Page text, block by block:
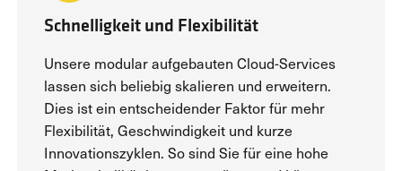
Schnelligkeit und Flexibilität
Unsere modular aufgebauten Cloud-Services
lassen sich beliebig skalieren und erweitern.
Dies ist ein entscheidender Faktor für mehr
Flexibilität, Geschwindigkeit und kurze
Innovationszyklen. So sind Sie für eine hohe